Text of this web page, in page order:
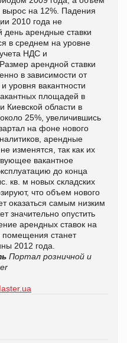
на 12%. Падения
2010 года не
арендные ставки
в среднем на уровне
НДС и
арендной ставки
в зависимости от
уровня вакантности
площадей в
Киевской области в
25%, увеличившись
на фоне нового
арендные
изменятся, так как их
вакантное
до конца
кв. м новых складских
что объем нового
оказаться самым низким
значительно опустить
арендных ставок на
помещения станет
2012 года.
Портал розничной и